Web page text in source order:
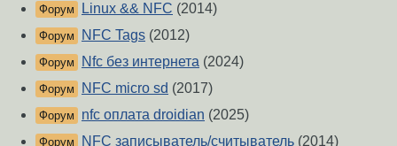
Форум Linux && NFC (2014)
Форум NFC Tags (2012)
Форум Nfc без интернета (2024)
Форум NFC micro sd (2017)
Форум nfc оплата droidian (2025)
Форум NFC записыватель/считыватель (2014)